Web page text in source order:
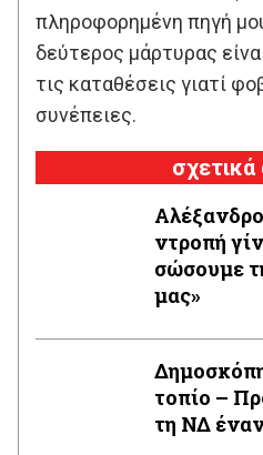
πληροφορημένη πηγή
δεύτερος μάρτυρας
τις καταθέσεις γιατί
συνέπειες.
Αλέξανδρος
ντροπή
σώσουμε
μας»
τοπίο –
τη ΝΔ